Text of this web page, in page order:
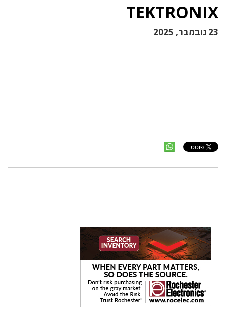
TEKTRONIX
23 נובמבר, 2025